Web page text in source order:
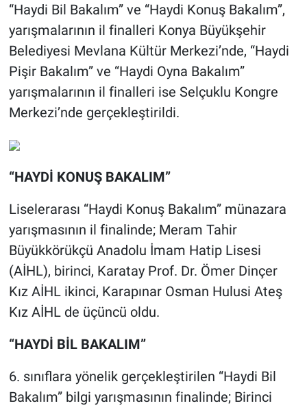
“Haydi Bil Bakalım” ve “Haydi Konuş Bakalım”,
yarışmalarının il finalleri Konya Büyükşehir
Belediyesi Mevlana Kültür Merkezi’nde, “Haydi
Pişir Bakalım” ve “Haydi Oyna Bakalım”
yarışmalarının il finalleri ise Selçuklu Kongre
Merkezi’nde gerçekleştirildi.
“HAYDİ KONUŞ BAKALIM”
Liselerarası “Haydi Konuş Bakalım” münazara
yarışmasının il finalinde; Meram Tahir
Büyükkörükçü Anadolu İmam Hatip Lisesi
(AİHL), birinci, Karatay Prof. Dr. Ömer Dinçer
Kız AİHL ikinci, Karapınar Osman Hulusi Ateş
Kız AİHL de üçüncü oldu.
“HAYDİ BİL BAKALIM”
6. sınıflara yönelik gerçekleştirilen “Haydi Bil
Bakalım” bilgi yarışmasının finalinde; Birinci